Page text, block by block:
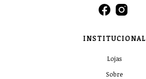
INSTITUCIONAL
Lojas
Sobre